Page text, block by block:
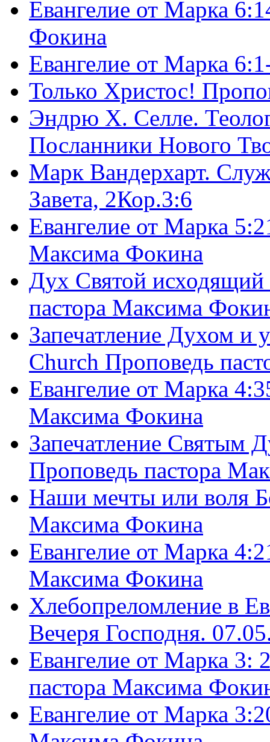
Евангелие от Марка
Фокина
Евангелие от Марка
Только Христос!
Эндрю Х. Селле.
Посланники Нового
Марк Вандерхарт.
Завета, 2Кор.3:6
Евангелие от Марка
Максима Фокина
Дух Святой
пастора Максима
Запечатление Духом и
Church Проповедь
Евангелие от Марка
Максима Фокина
Запечатление Святым
Проповедь пастора
Наши мечты или воля
Максима Фокина
Евангелие от Марка
Максима Фокина
Хлебопреломление в
Вечеря Господня.
Евангелие от Марка 3:
пастора Максима
Евангелие от Марка